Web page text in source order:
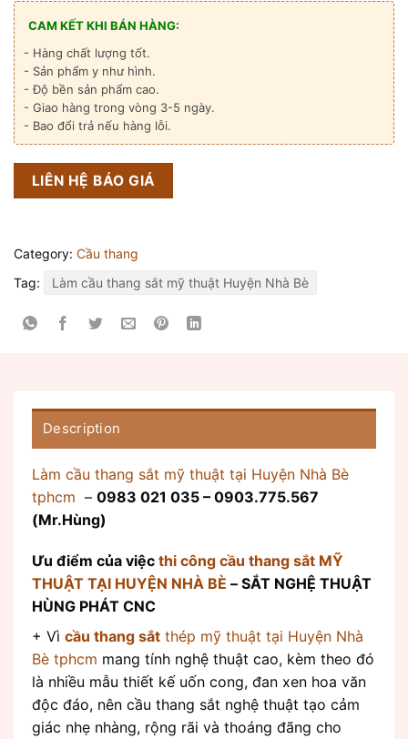
CAM KẾT KHI BÁN HÀNG:
- Hàng chất lượng tốt.
- Sản phẩm y như hình.
- Độ bền sản phẩm cao.
- Giao hàng trong vòng 3-5 ngày.
- Bao đổi trả nếu hàng lỗi.
LIÊN HỆ BÁO GIÁ
Category: Cầu thang
Tag:
Làm cầu thang sắt mỹ thuật Huyện Nhà Bè
Description
Làm cầu thang sắt mỹ thuật tại Huyện Nhà Bè
tphcm – 0983 021 035 – 0903.775.567
(Mr.Hùng)
Ưu điểm của việc thi công cầu thang sắt MỸ
THUẬT TẠI HUYỆN NHÀ BÈ – SẮT NGHỆ THUẬT
HÙNG PHÁT CNC
+ Vì cầu thang sắt thép mỹ thuật tại Huyện Nhà
Bè tphcm mang tính nghệ thuật cao, kèm theo đó
là nhiều mẫu thiết kế uốn cong, đan xen hoa văn
độc đáo, nên cầu thang sắt nghệ thuật tạo cảm
giác nhẹ nhàng, rộng rãi và thoáng đãng cho